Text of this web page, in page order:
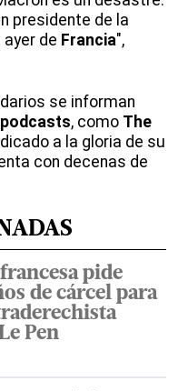
presidente de la
ayer de Francia",
se informan
podcasts, como The
a la gloria de su
con decenas de
pide
de cárcel para
Pen